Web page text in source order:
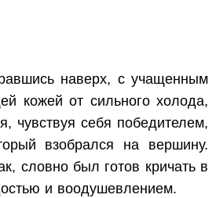
наверх, с учащенным
кожей от сильного холода,
чувствуя себя победителем,
взобрался на вершину.
словно был готов кричать в
и воодушевлением.